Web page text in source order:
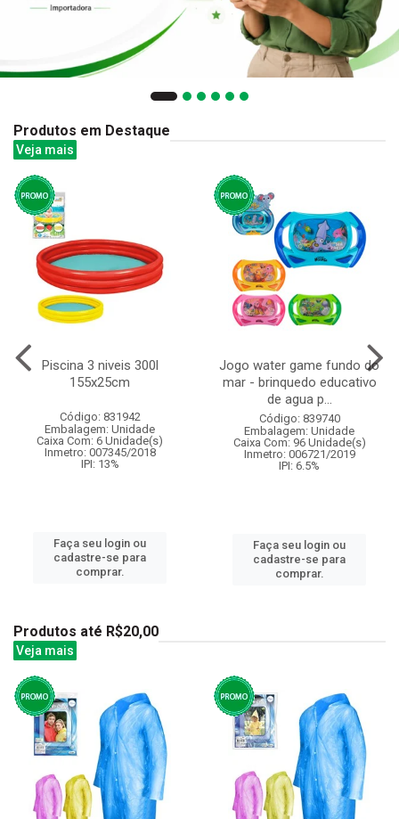
Produtos em Destaque
Veja mais
Piscina 3 niveis 300l
155x25cm
Código: 831942
Embalagem: Unidade
Caixa Com: 6 Unidade(s)
Inmetro: 007345/2018
IPI: 13%
Faça seu login ou
cadastre-se para
comprar.
Jogo water game fundo do
mar - brinquedo educativo
de agua p...
Código: 839740
Embalagem: Unidade
Caixa Com: 96 Unidade(s)
Inmetro: 006721/2019
IPI: 6.5%
Faça seu login ou
cadastre-se para
comprar.
Produtos até R$20,00
Veja mais